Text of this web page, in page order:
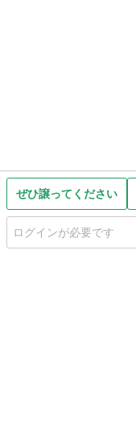
ぜひ譲ってください